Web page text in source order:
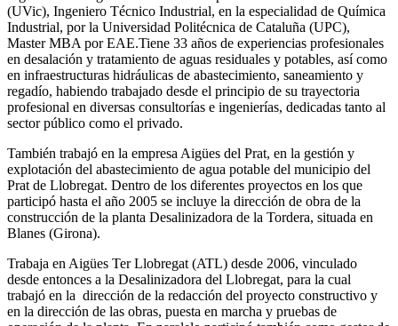
(UVic), Ingeniero Técnico Industrial, en la especialidad de Química
Industrial, por la Universidad Politécnica de Cataluña (UPC),
Master MBA por EAE.Tiene 33 años de experiencias profesionales
en desalación y tratamiento de aguas residuales y potables, así como
en infraestructuras hidráulicas de abastecimiento, saneamiento y
regadío, habiendo trabajado desde el principio de su trayectoria
profesional en diversas consultorías e ingenierías, dedicadas tanto al
sector público como el privado.
También trabajó en la empresa Aigües del Prat, en la gestión y
explotación del abastecimiento de agua potable del municipio del
Prat de Llobregat. Dentro de los diferentes proyectos en los que
participó hasta el año 2005 se incluye la dirección de obra de la
construcción de la planta Desalinizadora de la Tordera, situada en
Blanes (Girona).
Trabaja en Aigües Ter Llobregat (ATL) desde 2006, vinculado
desde entonces a la Desalinizadora del Llobregat, para la cual
trabajó en la dirección de la redacción del proyecto constructivo y
en la dirección de las obras, puesta en marcha y pruebas de